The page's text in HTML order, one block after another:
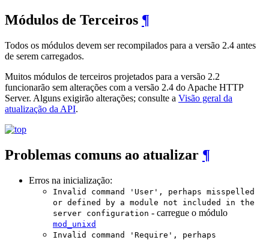
Módulos de Terceiros ¶
Todos os módulos devem ser recompilados para a versão 2.4 antes
de serem carregados.
Muitos módulos de terceiros projetados para a versão 2.2
funcionarão sem alterações com a versão 2.4 do Apache HTTP
Server. Alguns exigirão alterações; consulte a Visão geral da
atualização da API.
Problemas comuns ao atualizar ¶
Erros na inicialização:
Invalid command 'User', perhaps misspelled
or defined by a module not included in the
server configuration - carregue o módulo
mod_unixd
Invalid command 'Require', perhaps